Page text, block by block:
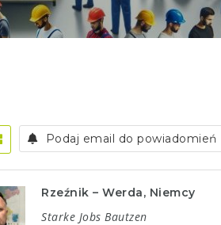
Podaj email do powiadomień
Rzeźnik – Werda, Niemcy
Starke Jobs Bautzen